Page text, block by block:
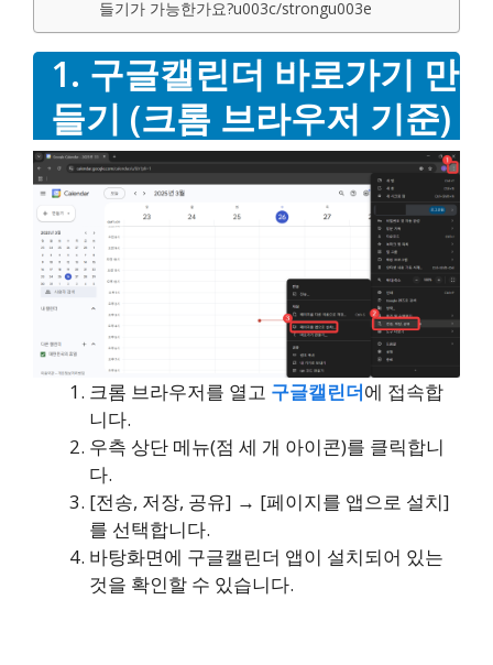
들기가 가능한가요?u003c/strongu003e
1. 구글캘린더 바로가기 만
들기 (크롬 브라우저 기준)
크롬 브라우저를 열고 구글캘린더에 접속합
니다.
우측 상단 메뉴(점 세 개 아이콘)를 클릭합니
다.
[전송, 저장, 공유] → [페이지를 앱으로 설치]
를 선택합니다.
바탕화면에 구글캘린더 앱이 설치되어 있는
것을 확인할 수 있습니다.